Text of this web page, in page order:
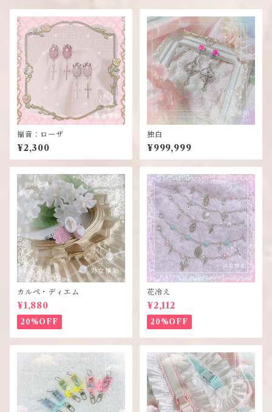
福音：ローザ
¥2,300
独白
¥999,999
カルぺ・ディエム
¥1,880
20%OFF
花冷え
¥2,112
20%OFF